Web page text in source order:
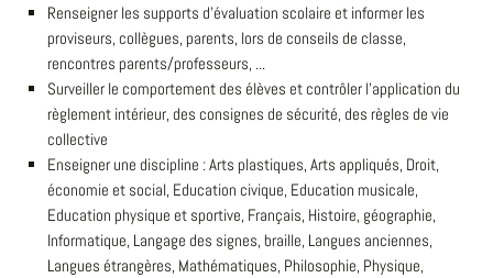
Renseigner les supports d'évaluation scolaire et informer les
proviseurs, collègues, parents, lors de conseils de classe,
rencontres parents/professeurs, ...
Surveiller le comportement des élèves et contrôler l'application du
règlement intérieur, des consignes de sécurité, des règles de vie
collective
Enseigner une discipline : Arts plastiques, Arts appliqués, Droit,
économie et social, Education civique, Education musicale,
Education physique et sportive, Français, Histoire, géographie,
Informatique, Langage des signes, braille, Langues anciennes,
Langues étrangères, Mathématiques, Philosophie, Physique,